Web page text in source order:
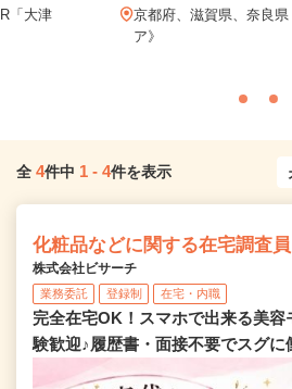
「大津
京都府、滋賀県、奈良県
ア》
全 4件中 1 - 4件を表示
化粧品などに関する在宅調査
株式会社ビサーチ
業務委託 登録制 在宅・内職
完全在宅OK！スマホで出来る美
験歓迎♪履歴書・面接不要でスグに